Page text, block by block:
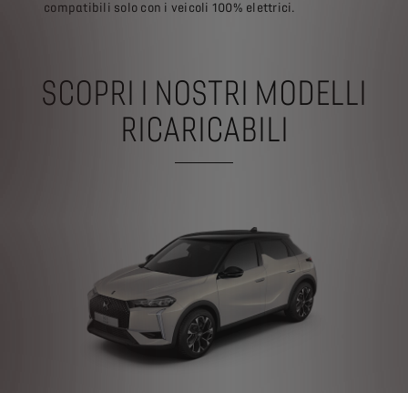
compatibili solo con i veicoli 100% elettrici.
SCOPRI I NOSTRI MODELLI
RICARICABILI